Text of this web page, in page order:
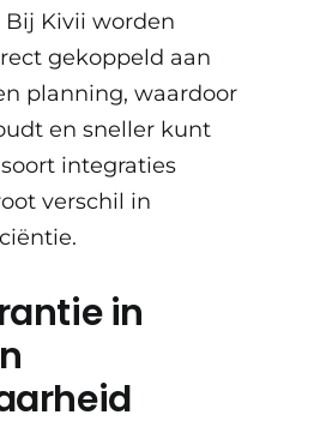
Bij Kivii worden
gekoppeld aan
planning, waardoor
en sneller kunt
integraties
verschil in
in